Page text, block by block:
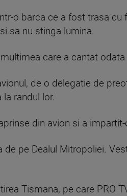
o barca ce a fost trasa cu
sa nu stinga lumina.
care a cantat
de o delegatie de
randul lor.
din avion si a
pe Dealul Mitropoliei.
Tismana, pe care PRO